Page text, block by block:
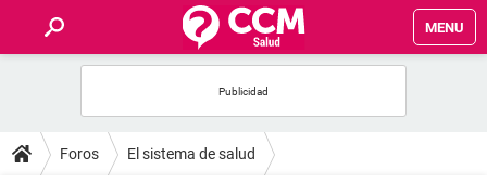
MENU
FOROS
Foros El sistema de salud